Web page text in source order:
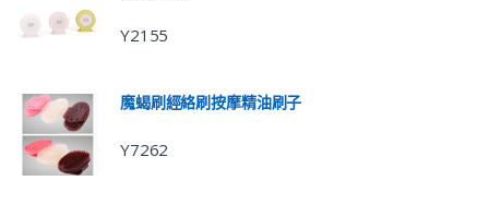
Y2155
魔蝎刷經絡刷按摩精油刷子
Y7262